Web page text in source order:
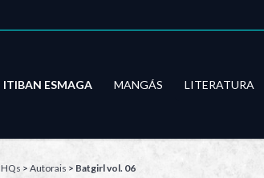
ITIBAN ESMAGA MANGÁS LITERATURA
HQs > Autorais > Batgirl vol. 06